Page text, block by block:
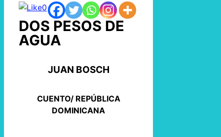
0
DOS PESOS DE
AGUA
JUAN BOSCH
CUENTO/ REPÚBLICA
DOMINICANA